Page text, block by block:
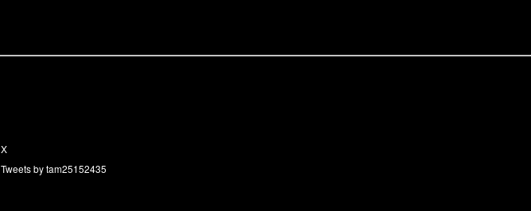
X
Tweets by tam25152435